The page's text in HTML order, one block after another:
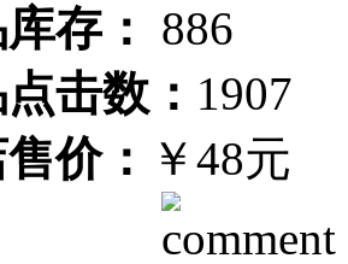
存：
886
击数： 1907
价： ￥48元